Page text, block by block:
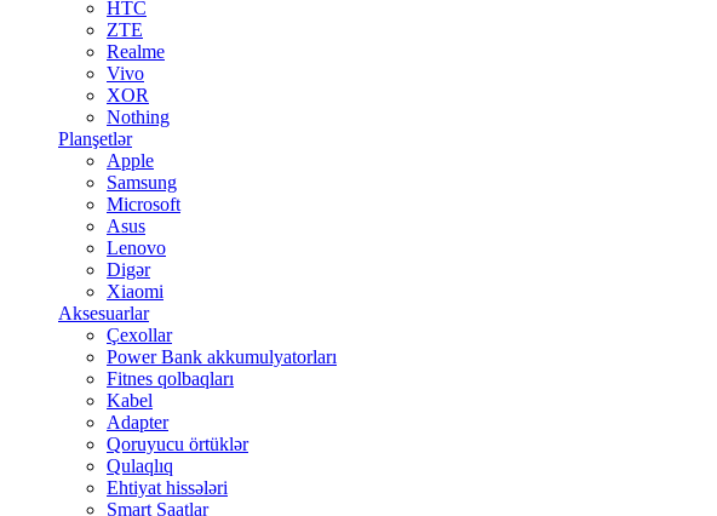
HTC
ZTE
Realme
Vivo
XOR
Nothing
Planşetlər
Apple
Samsung
Microsoft
Asus
Lenovo
Digər
Xiaomi
Aksesuarlar
Çexollar
Power Bank akkumulyatorları
Fitnes qolbaqları
Kabel
Adapter
Qoruyucu örtüklər
Qulaqlıq
Ehtiyat hissələri
Smart Saatlar